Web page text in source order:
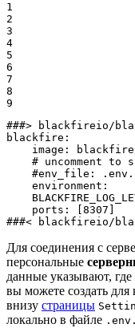
1
2
3
4
5
6
7
8
9
###> blackfireio/
blackfire:
image:
# uncomment
#env_file:
environment:
ports:
[8307]
###< blackfireio/
Для соединения с
персональные
данные указывают,
вы можете создать
внизу страницы
локально в файле